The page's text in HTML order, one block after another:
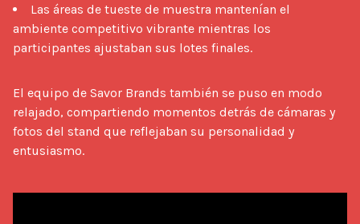
Las áreas de tueste de muestra mantenían el
ambiente competitivo vibrante mientras los
participantes ajustaban sus lotes finales.
El equipo de Savor Brands también se puso en modo
relajado, compartiendo momentos detrás de cámaras y
fotos del stand que reflejaban su personalidad y
entusiasmo.